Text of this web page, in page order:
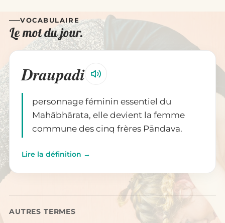
VOCABULAIRE
Le mot du jour.
Draupadi
personnage féminin essentiel du
Mahābhārata, elle devient la femme
commune des cinq frères Pāndava.
Lire la définition →
AUTRES TERMES